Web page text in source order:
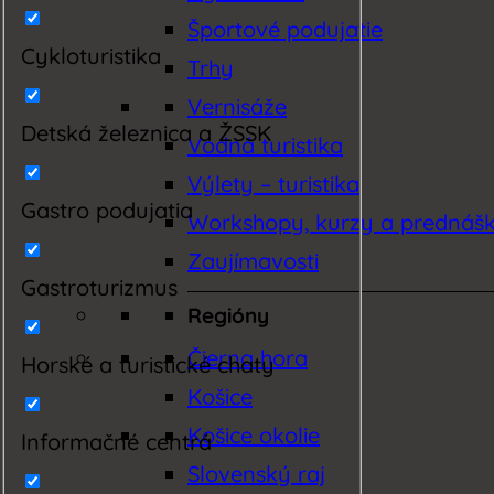
Cykloturistika
Detská železnica a ŽSSK
Gastro podujatia
Gastroturizmus
Horské a turistické chaty
Informačné centrá
Športové podujatie
Trhy
Vernisáže
Vodná turistika
Výlety – turistika
Workshopy, kurzy a
Zaujímavosti
Regióny
Čierna hora
Košice
Košice okolie
Slovenský raj